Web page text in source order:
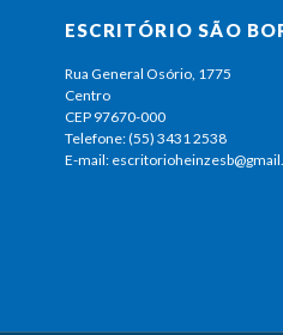
ESCRITÓRIO SÃO
Rua General Osório, 1775
Centro
CEP 97670-000
Telefone: (55) 3431 2538
E-mail: